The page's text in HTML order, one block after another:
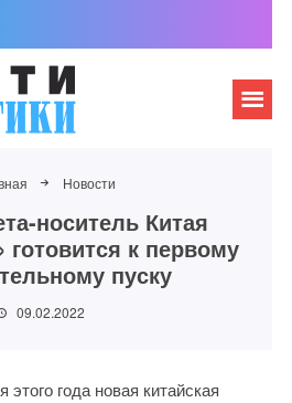
Новости
носитель Китая
к первому
пуску
09.02.2022
года новая китайская